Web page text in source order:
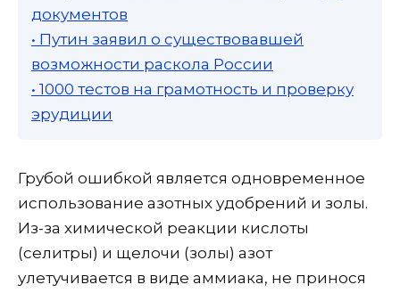
документов
• Путин заявил о существовавшей
возможности раскола России
• 1000 тестов на грамотность и проверку
эрудиции
Грубой ошибкой является одновременное
использование азотных удобрений и золы.
Из-за химической реакции кислоты
(селитры) и щелочи (золы) азот
улетучивается в виде аммиака, не принося